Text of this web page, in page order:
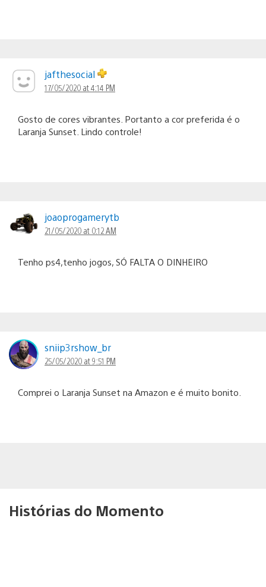
jafthesocial
17/05/2020 at 4:14 PM
Gosto de cores vibrantes. Portanto a cor preferida é o
Laranja Sunset. Lindo controle!
joaoprogamerytb
21/05/2020 at 0:12 AM
Tenho ps4,tenho jogos, SÓ FALTA O DINHEIRO
sniip3rshow_br
25/05/2020 at 9:51 PM
Comprei o Laranja Sunset na Amazon e é muito bonito.
Histórias do Momento